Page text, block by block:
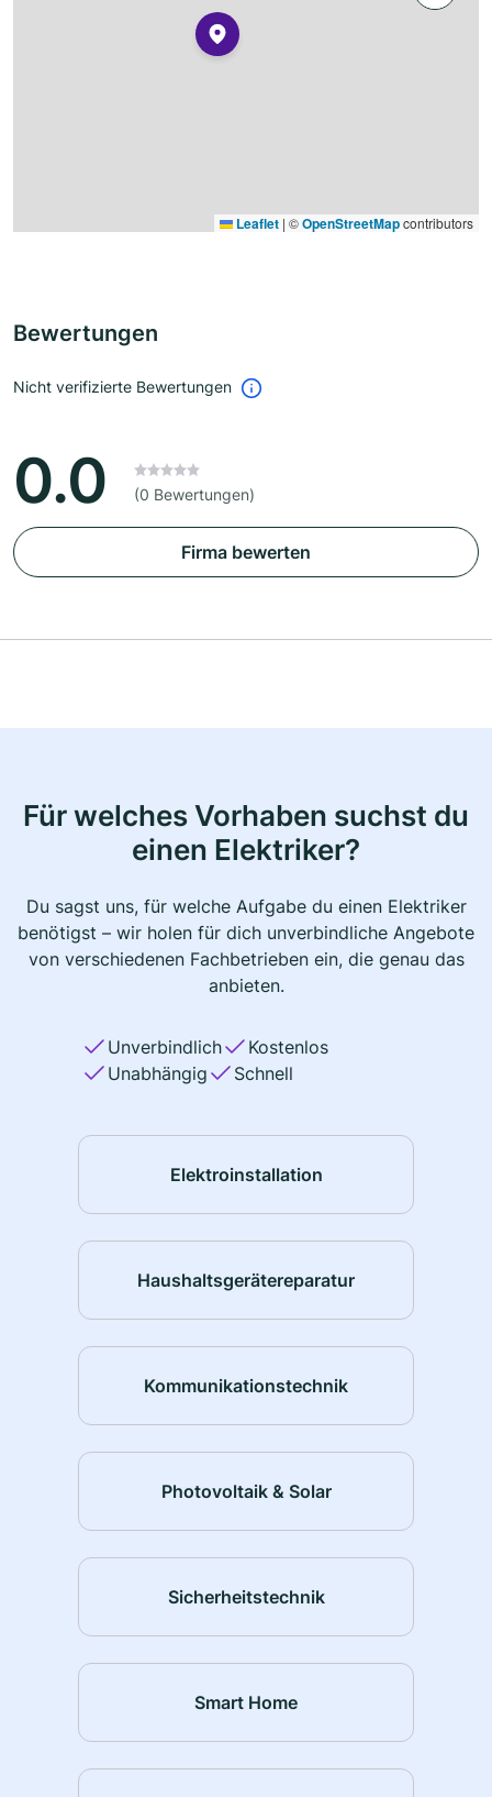
Leaflet | ©OpenStreetMapcontributors
Bewertungen
Nicht verifizierte Bewertungen
0.0 (0 Bewertungen)
Firma bewerten
Für welches Vorhaben suchst du
einen Elektriker?
Du sagst uns, für welche Aufgabe du einen Elektriker
benötigst – wir holen für dich unverbindliche Angebote
von verschiedenen Fachbetrieben ein, die genau das
anbieten.
Unverbindlich
Kostenlos
Unabhängig
Schnell
Elektroinstallation
Haushaltsgerätereparatur
Kommunikationstechnik
Photovoltaik & Solar
Sicherheitstechnik
Smart Home